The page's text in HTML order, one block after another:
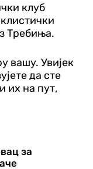
клуб
Требиња.
вашу. Увијек
да сте
их на пут,
за